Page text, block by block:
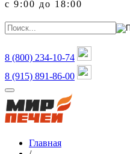
с 9:00 до 18:00
8 (800) 234-10-74
8 (915) 891-86-00
Главная